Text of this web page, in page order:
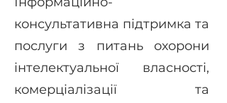
консультативна підтримка та
послуги з питань охорони
інтелектуальної власності,
комерціалізації та